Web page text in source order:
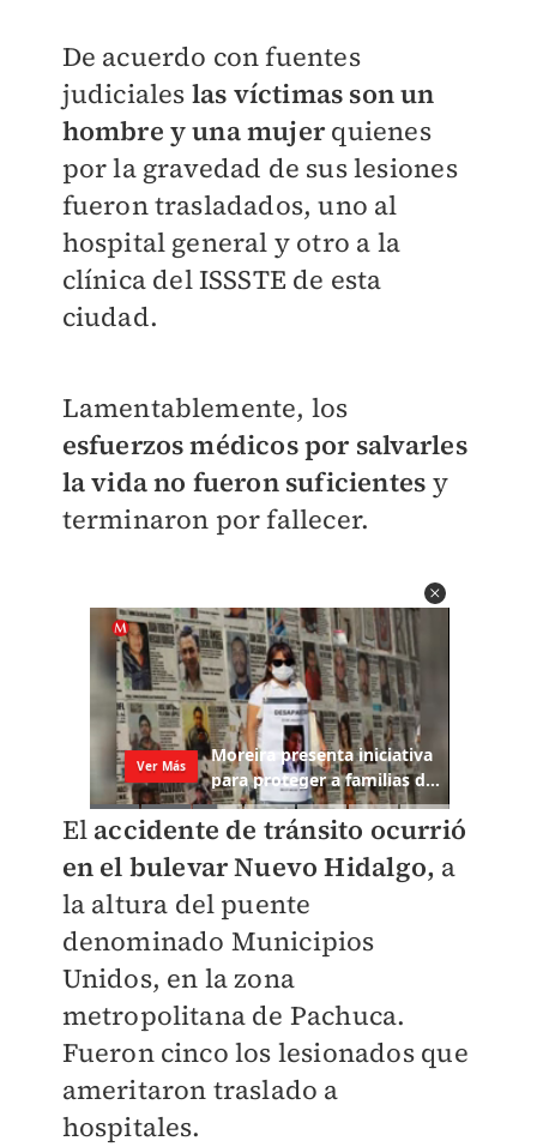
De acuerdo con fuentes
judiciales las víctimas son un
hombre y una mujerquienes
por la gravedad de sus lesiones
fueron trasladados, uno al
hospital general y otro a la
clínica del ISSSTE de esta
ciudad.
Lamentablemente, los
esfuerzos médicos por salvarles
la vida no fueron suficientes y
terminaron por fallecer.
El accidente de tránsito ocurrió
en el bulevar Nuevo Hidalgo, a
la altura del puente
denominado Municipios
Unidos, en la zona
metropolitana de Pachuca.
Fueron cinco los lesionados que
ameritaron traslado a
hospitales.